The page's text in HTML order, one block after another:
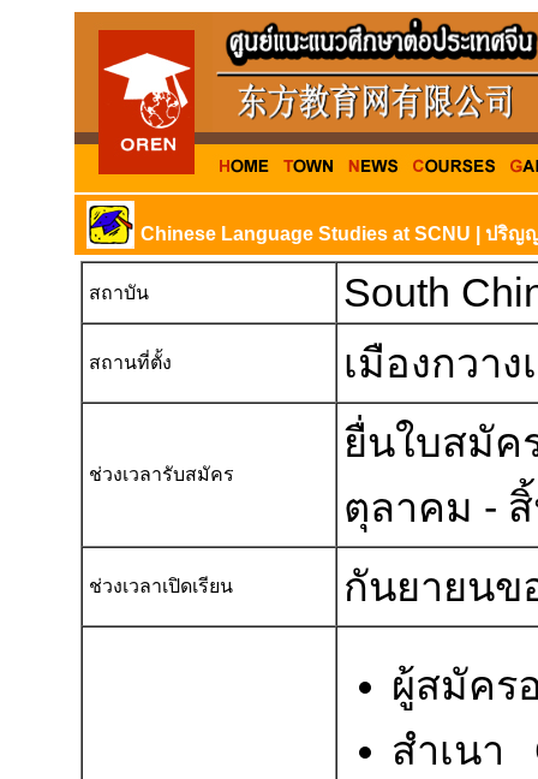
Chinese Language Studies at SCNU | ปริ
สถาบัน South
สถานที่ตั้ง เมืองกวาง
ช่วงเวลารับสมัคร
ยื่นใบสมัค
ตุลาคม -
ช่วงเวลาเปิดเรียน กันยายนข
ผู้สมัคร
สำเนา